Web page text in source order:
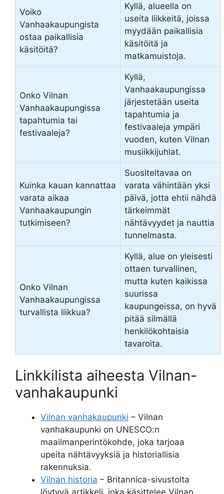
Voiko
Vanhaakaupungista
ostaa paikallisia
käsitöitä?
Kyllä, alueella on
useita liikkeitä, joissa
myydään paikallisia
käsitöitä ja
matkamuistoja.
Onko Vilnan
Vanhaakaupungissa
tapahtumia tai
festivaaleja?
Kyllä,
Vanhaakaupungissa
järjestetään useita
tapahtumia ja
festivaaleja ympäri
vuoden, kuten Vilnan
musiikkijuhlat.
Kuinka kauan kannattaa
varata aikaa
Vanhaakaupungin
tutkimiseen?
Suositeltavaa on
varata vähintään yksi
päivä, jotta ehtii nähdä
tärkeimmät
nähtävyydet ja nauttia
tunnelmasta.
Onko Vilnan
Vanhaakaupungissa
turvallista liikkua?
Kyllä, alue on yleisesti
ottaen turvallinen,
mutta kuten kaikissa
suurissa
kaupungeissa, on hyvä
pitää silmällä
henkilökohtaisia
tavaroita.
Linkkilista aiheesta Vilnan-
vanhakaupunki
Vilnan vanhakaupunki – Vilnan
vanhakaupunki on UNESCO:n
maailmanperintökohde, joka tarjoaa
upeita nähtävyyksiä ja historiallisia
rakennuksia.
Vilnan historia – Britannica-sivustolta